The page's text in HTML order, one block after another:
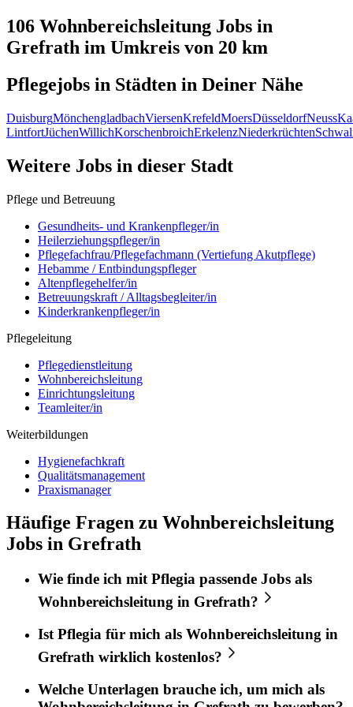
106 Wohnbereichsleitung Jobs in
Grefrath im Umkreis von 20 km
Pflegejobs in Städten in Deiner Nähe
DuisburgMönchengladbachViersenKrefeldMoersDüsseldorfNeuss
LintfortJüchenWillichKorschenbroichErkelenzNiederkrüchten
Weitere Jobs in dieser Stadt
Pflege und Betreuung
Gesundheits- und Krankenpfleger/in
Heilerziehungspfleger/in
Pflegefachfrau/Pflegefachmann (Vertiefung Akutpflege)
Hebamme / Entbindungspfleger
Altenpflegehelfer/in
Betreuungskraft / Alltagsbegleiter/in
Kinderkrankenpfleger/in
Pflegeleitung
Pflegedienstleitung
Wohnbereichsleitung
Einrichtungsleitung
Teamleiter/in
Weiterbildungen
Hygienefachkraft
Qualitätsmanagement
Praxismanager
Häufige Fragen zu Wohnbereichsleitung
Jobs in Grefrath
Wie finde ich mitPflegia passende Jobs als
Wohnbereichsleitung in Grefrath?
Ist Pflegia für mich als Wohnbereichsleitung in
Grefrath wirklich kostenlos?
Welche Unterlagen brauche ich, um mich als